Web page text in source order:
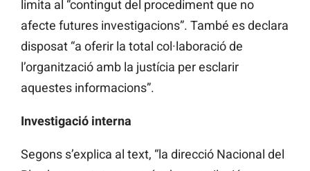
limita al “contingut del procediment que no
afecte futures investigacions”. També es declara
disposat “a oferir la total col·laboració de
l’organització amb la justícia per esclarir
aquestes informacions”.
Investigació interna
Segons s’explica al text, “la direcció Nacional del